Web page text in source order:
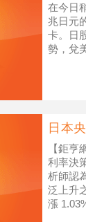
在今日
兆日元
卡。日
勢，兌
日本
【鉅
利率決
析師認
泛上升
漲